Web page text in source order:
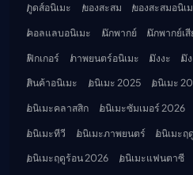
กูดส์อนิเมะ
ของสะสม ของสะสมอนิเ
คอลแลบอนิเมะ
นักพากย์ นักพากย์เสี
ฟิกเกอร์
ภาพยนตร์อนิเมะ มังงะ มั
สินค้าอนิเมะ
อนิเมะ 2025 อนิเมะ
อนิเมะคลาสสิก
อนิเมะซัมเมอร์ 2026
อนิเมะทีวี
อนิเมะภาพยนตร์
อนิเมะฤ
อนิเมะฤดูร้อน 2026
อนิเมะแฟนตาซี